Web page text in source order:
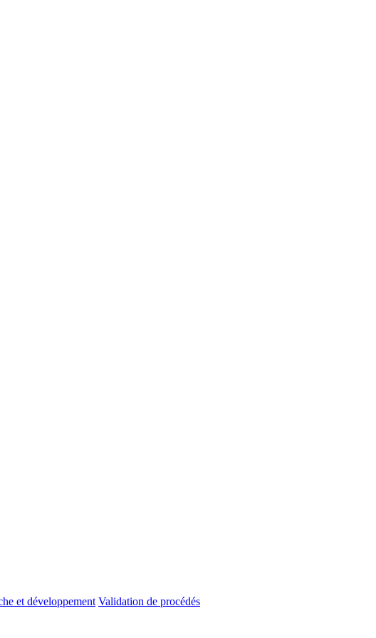
et développement Validation de procédés